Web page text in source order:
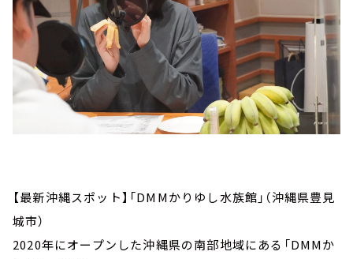
【最新沖縄スポット】「DMMかりゆし水族館」（沖縄県豊見
城市）
2020年にオープンした沖縄県の南部地域にある「DMMか